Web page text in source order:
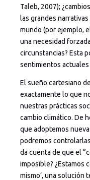
Taleb, 2007);
las grandes
mundo (por ejemplo,
una necesidad
circunstancias? Esta
sentimientos
El sueño cartesiano
exactamente lo que
nuestras prácticas
cambio climático. De
que adoptemos
podremos
da cuenta de que el
imposible? ¿Estamos
mismo’, una solución